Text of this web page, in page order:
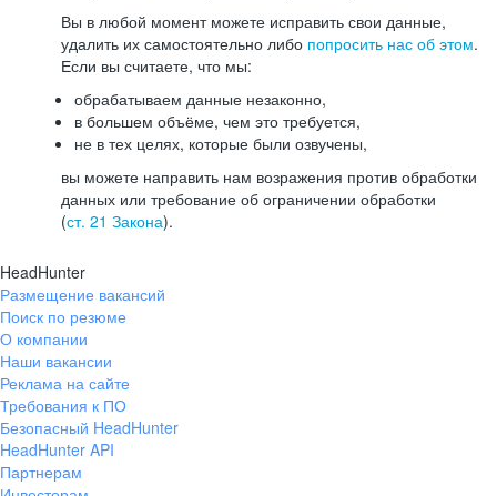
Вы в любой момент можете исправить свои данные,
удалить их самостоятельно либо попросить нас об этом.
Если вы считаете, что мы:
обрабатываем данные незаконно,
в большем объёме, чем это требуется,
не в тех целях, которые были озвучены,
вы можете направить нам возражения против обработки
данных или требование об ограничении обработки
(ст. 21 Закона).
HeadHunter
Размещение вакансий
Поиск по резюме
О компании
Наши вакансии
Реклама на сайте
Требования к ПО
Безопасный HeadHunter
HeadHunter API
Партнерам